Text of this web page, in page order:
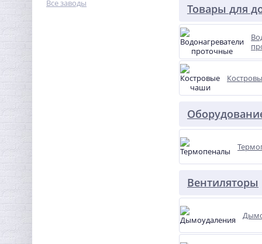
Все заводы
Товары для
Вентиляторы